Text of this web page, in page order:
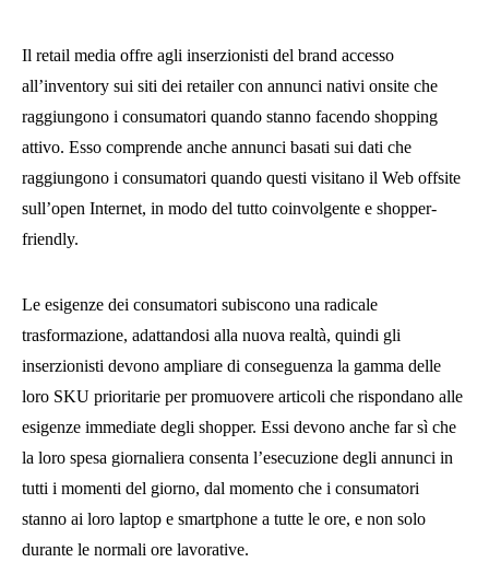
Il retail media offre agli inserzionisti del brand accesso
all’inventory sui siti dei retailer con annunci nativi onsite che
raggiungono i consumatori quando stanno facendo shopping
attivo. Esso comprende anche annunci basati sui dati che
raggiungono i consumatori quando questi visitano il Web offsite
sull’open Internet, in modo del tutto coinvolgente e shopper-
friendly.
Le esigenze dei consumatori subiscono una radicale
trasformazione, adattandosi alla nuova realtà, quindi gli
inserzionisti devono ampliare di conseguenza la gamma delle
loro SKU prioritarie per promuovere articoli che rispondano alle
esigenze immediate degli shopper. Essi devono anche far sì che
la loro spesa giornaliera consenta l’esecuzione degli annunci in
tutti i momenti del giorno, dal momento che i consumatori
stanno ai loro laptop e smartphone a tutte le ore, e non solo
durante le normali ore lavorative.